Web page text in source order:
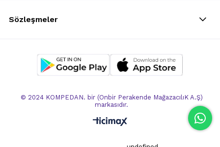
Sözleşmeler
© 2024 KOMPEDAN. bir (Onbir Perakende MağazacılıK A.Ş)
markasıdır.